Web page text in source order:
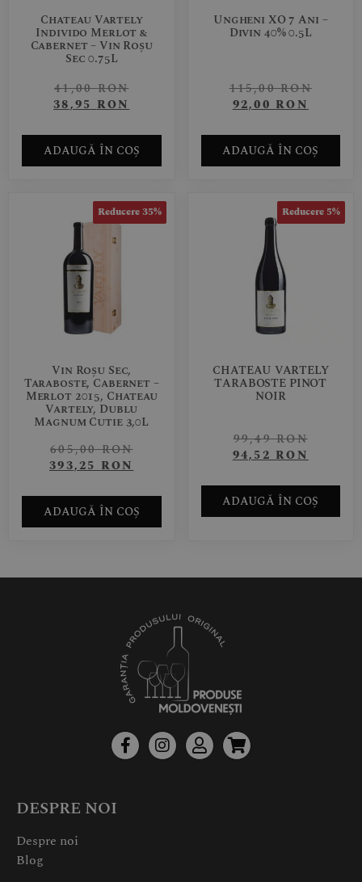
Chateau Vartely
Individo Merlot &
Cabernet – Vin Roșu
Sec 0.75L
41,00RON
38,95RON
ADAUGĂ ÎN COȘ
Ungheni XO 7 Ani –
Divin 40% 0.5L
115,00RON
92,00RON
ADAUGĂ ÎN COȘ
Reducere 35%
Vin Roșu Sec,
Taraboste, Cabernet –
Merlot 2015, Chateau
Vartely, Dublu
Magnum Cutie 3,0L
605,00RON
393,25RON
ADAUGĂ ÎN COȘ
Reducere 5%
CHATEAU VARTELY
TARABOSTE PINOT
NOIR
99,49RON
94,52RON
ADAUGĂ ÎN COȘ
DESPRE NOI
Despre noi
Blog